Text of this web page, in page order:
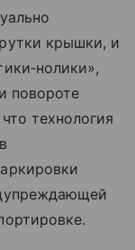
крышки, и
повороте
технология